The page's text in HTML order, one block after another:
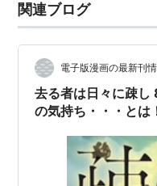
絵柄が嫌いじゃないの
て、今回はこのマンガ
関連ブログ
電子版漫画の最新刊情
去る者は日々に疎し
の気持ち・・・とは